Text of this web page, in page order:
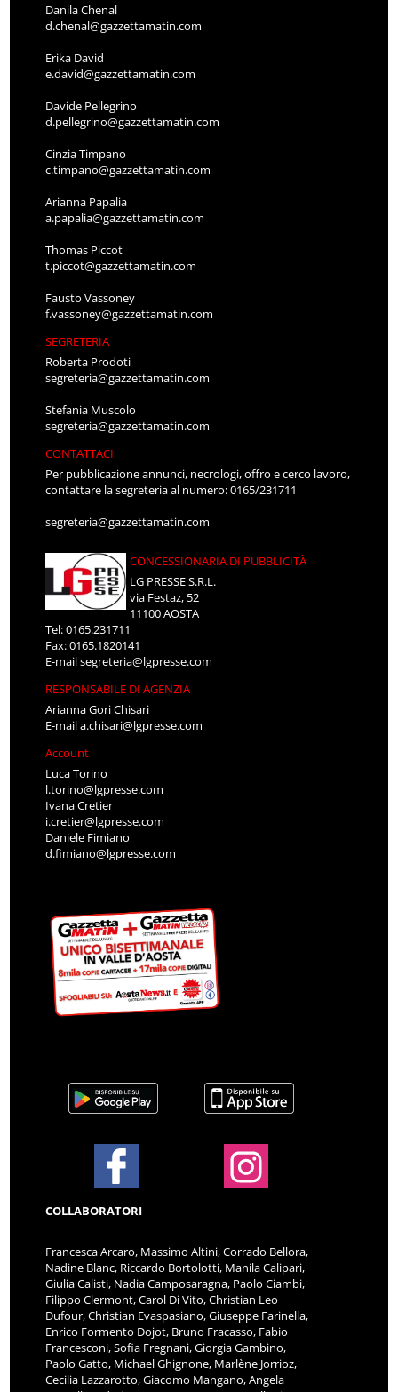
Danila Chenal
d.chenal@gazzettamatin.com
Erika David
e.david@gazzettamatin.com
Davide Pellegrino
d.pellegrino@gazzettamatin.com
Cinzia Timpano
c.timpano@gazzettamatin.com
Arianna Papalia
a.papalia@gazzettamatin.com
Thomas Piccot
t.piccot@gazzettamatin.com
Fausto Vassoney
f.vassoney@gazzettamatin.com
SEGRETERIA
Roberta Prodoti
segreteria@gazzettamatin.com
Stefania Muscolo
segreteria@gazzettamatin.com
CONTATTACI
Per pubblicazione annunci, necrologi, offro e cerco lavoro,
contattare la segreteria al numero: 0165/231711
segreteria@gazzettamatin.com
CONCESSIONARIA DI PUBBLICITÀ
LG PRESSE S.R.L.
via Festaz, 52
11100 AOSTA
Tel: 0165.231711
Fax: 0165.1820141
E-mailsegreteria@lgpresse.com
RESPONSABILE DI AGENZIA
Arianna Gori Chisari
E-maila.chisari@lgpresse.com
Account
Luca Torino
l.torino@lgpresse.com
Ivana Cretier
i.cretier@lgpresse.com
Daniele Fimiano
d.fimiano@lgpresse.com
COLLABORATORI
Francesca Arcaro, Massimo Altini, Corrado Bellora,
Nadine Blanc, Riccardo Bortolotti, Manila Calipari,
Giulia Calisti, Nadia Camposaragna, Paolo Ciambi,
Filippo Clermont, Carol Di Vito, Christian Leo
Dufour, Christian Evaspasiano, Giuseppe Farinella,
Enrico Formento Dojot, Bruno Fracasso, Fabio
Francesconi, Sofia Fregnani, Giorgia Gambino,
Paolo Gatto, Michael Ghignone, Marlène Jorrioz,
Cecilia Lazzarotto, Giacomo Mangano, Angela